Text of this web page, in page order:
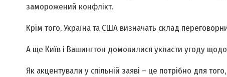
заморожений конфлікт.
Крім того, Україна та США визначать склад
А ще Київ і Вашингтон домовилися укласти угоду
Як акцентували у спільній заяві – це потрібно для